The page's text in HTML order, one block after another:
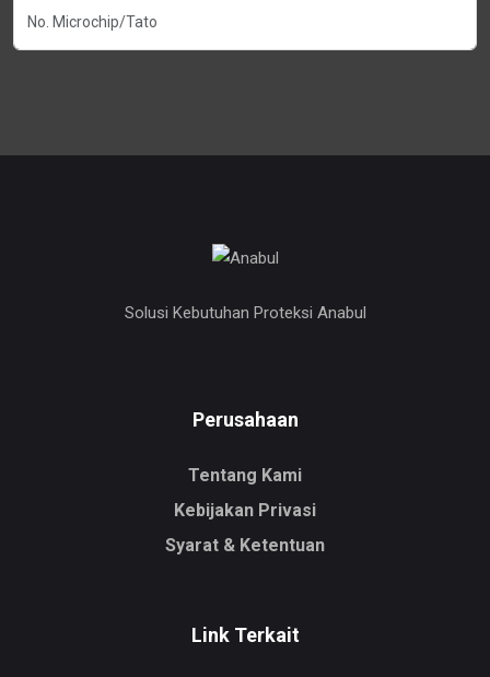
Solusi Kebutuhan Proteksi Anabul
Perusahaan
Tentang Kami
Kebijakan Privasi
Syarat & Ketentuan
Link Terkait